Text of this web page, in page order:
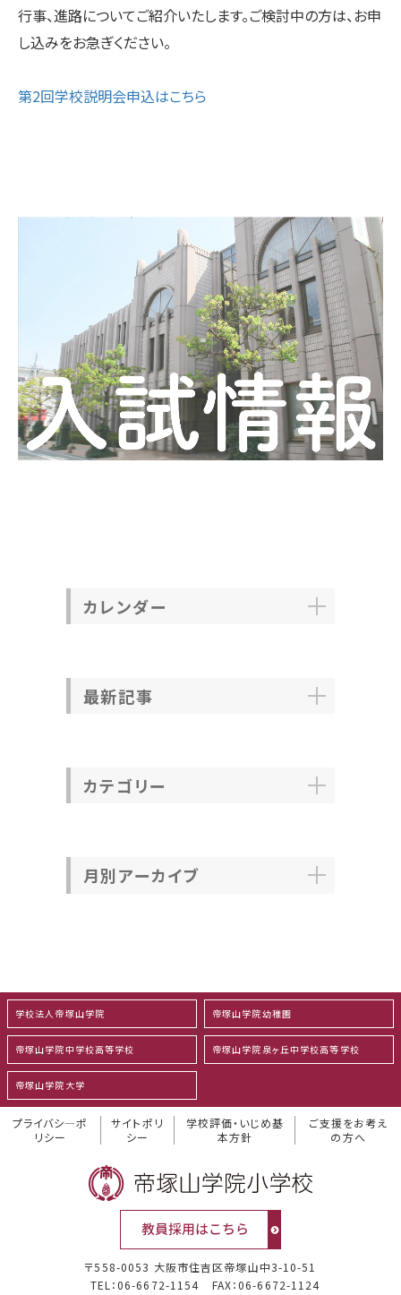
行事、進路についてご紹介いたします。ご検討中の方は、お申
し込みをお急ぎください。
第2回学校説明会申込はこちら
カレンダー
最新記事
カテゴリー
月別アーカイブ
学校法人帝塚山学院 帝塚山学院幼稚園
帝塚山学院中学校高等学校 帝塚山学院泉ヶ丘中学校高等学校
帝塚山学院大学
プライバシ―ポ
リシー
サイトポリ
シー
学校評価・いじめ基
本方針
ご支援をお考え
の方へ
〒558-0053 大阪市住吉区帝塚山中3-10-51
TEL：06-6672-1154
FAX：06-6672-1124